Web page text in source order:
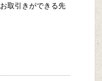
取引きができる先